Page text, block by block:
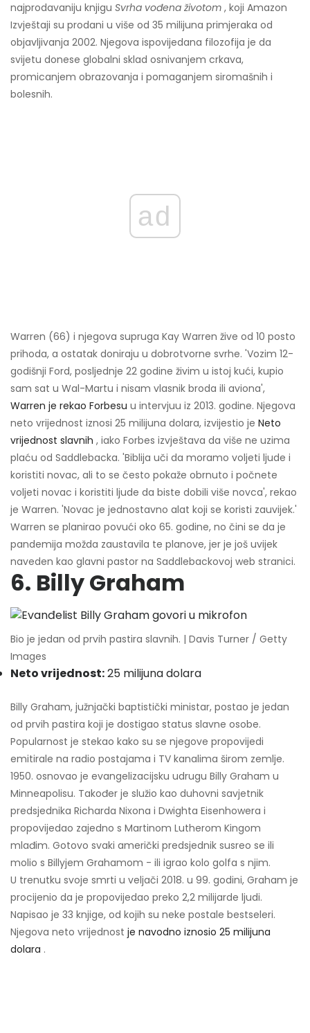
najprodavaniju knjigu Svrha vođena životom , koji Amazon
Izvještaji su prodani u više od 35 milijuna primjeraka od
objavljivanja 2002. Njegova ispovijedana filozofija je da
svijetu donese globalni sklad osnivanjem crkava,
promicanjem obrazovanja i pomaganjem siromašnih i
bolesnih.
ad
Warren (66) i njegova supruga Kay Warren žive od 10 posto
prihoda, a ostatak doniraju u dobrotvorne svrhe. 'Vozim 12-
godišnji Ford, posljednje 22 godine živim u istoj kući, kupio
sam sat u Wal-Martu i nisam vlasnik broda ili aviona',
Warren je rekao Forbesu u intervjuu iz 2013. godine. Njegova
neto vrijednost iznosi 25 milijuna dolara, izvijestio je Neto
vrijednost slavnih , iako Forbes izvještava da više ne uzima
plaću od Saddlebacka. 'Biblija uči da moramo voljeti ljude i
koristiti novac, ali to se često pokaže obrnuto i počnete
voljeti novac i koristiti ljude da biste dobili više novca', rekao
je Warren. 'Novac je jednostavno alat koji se koristi zauvijek.'
Warren se planirao povući oko 65. godine, no čini se da je
pandemija možda zaustavila te planove, jer je još uvijek
naveden kao glavni pastor na Saddlebackovoj web stranici.
6. Billy Graham
Bio je jedan od prvih pastira slavnih. | Davis Turner / Getty
Images
Neto vrijednost:25 milijuna dolara
Billy Graham, južnjački baptistički ministar, postao je jedan
od prvih pastira koji je dostigao status slavne osobe.
Popularnost je stekao kako su se njegove propovijedi
emitirale na radio postajama i TV kanalima širom zemlje.
1950. osnovao je evangelizacijsku udrugu Billy Graham u
Minneapolisu. Također je služio kao duhovni savjetnik
predsjednika Richarda Nixona i Dwighta Eisenhowera i
propovijedao zajedno s Martinom Lutherom Kingom
mlađim. Gotovo svaki američki predsjednik susreo se ili
molio s Billyjem Grahamom - ili igrao kolo golfa s njim.
U trenutku svoje smrti u veljači 2018. u 99. godini, Graham je
procijenio da je propovijedao preko 2,2 milijarde ljudi.
Napisao je 33 knjige, od kojih su neke postale bestseleri.
Njegova neto vrijednost je navodno iznosio 25 milijuna
dolara .